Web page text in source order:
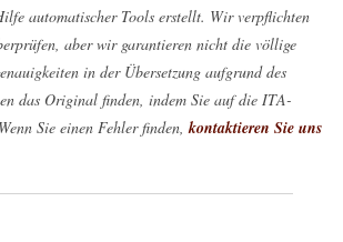
automatischer Tools erstellt. Wir verpflichten
aber wir garantieren nicht die völlige
in der Übersetzung aufgrund des
das Original finden, indem Sie auf die ITA-
Sie einen Fehler finden, kontaktieren Sie uns